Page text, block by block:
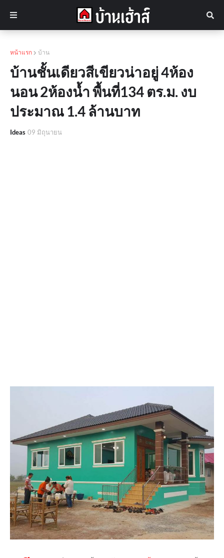
หน้าแรก บ้าน
บ้านชั้นเดียวสีเขียวน่าอยู่ 4ห้อง
นอน 2ห้องน้ำ พื้นที่134 ตร.ม. งบ
ประมาณ 1.4 ล้านบาท
Ideas 09 มิถุนายน